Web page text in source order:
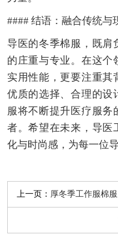
#### 结语：融合传统与
导医的冬季棉服，既肩
的庄重与专业。在这个
实用性能，更要注重其
优质的选择、合理的设
服将不断提升医疗服务
者。希望在未来，导医
化与时尚感，为每一位
上一页： 厚冬季工作服棉服